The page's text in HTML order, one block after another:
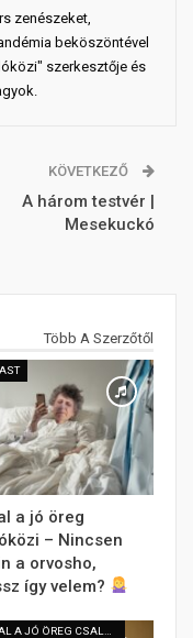
zenészeket,
beköszöntével
szerkesztője és
KÖVETKEZŐ
A három testvér |
Mesekuckó
Több A Szerzőtől
a jó öreg
– Nincsen
a orvosho,
így velem?